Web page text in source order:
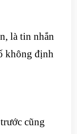
là tin nhắn
không định
cũng